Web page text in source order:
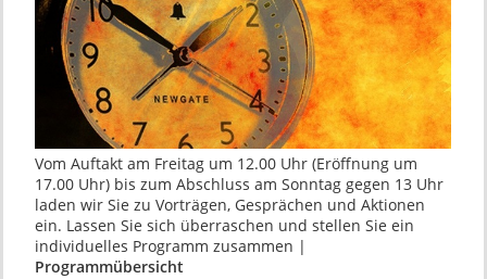
Vom Auftakt am Freitag um 12.00 Uhr (Eröffnung um
17.00 Uhr) bis zum Abschluss am Sonntag gegen 13 Uhr
laden wir Sie zu Vorträgen, Gesprächen und Aktionen
ein. Lassen Sie sich überraschen und stellen Sie ein
individuelles Programm zusammen |
Programmübersicht